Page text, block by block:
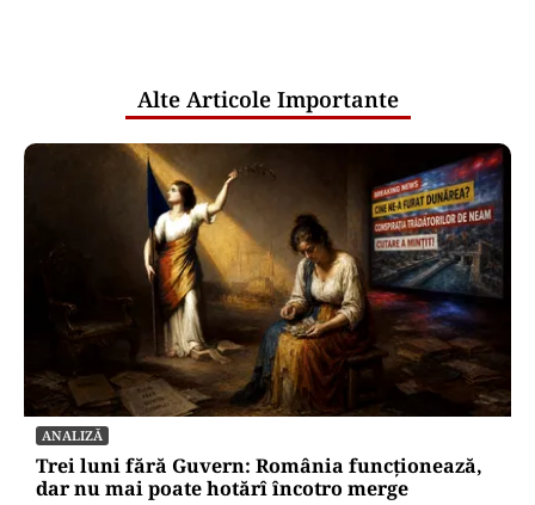
Alte Articole Importante
ANALIZĂ
Trei luni fără Guvern: România funcționează,
dar nu mai poate hotărî încotro merge